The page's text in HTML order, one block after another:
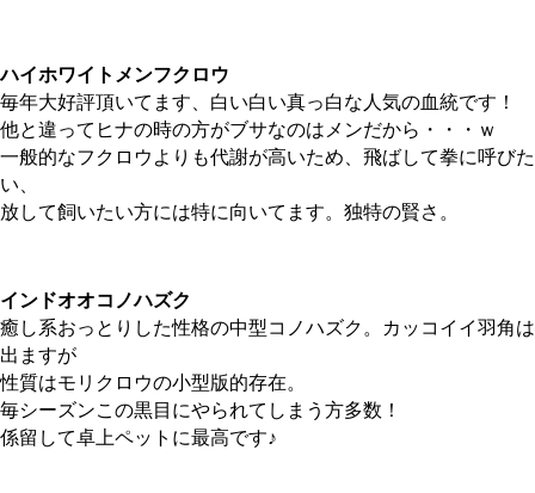
ハイホワイトメンフクロウ
毎年大好評頂いてます、白い白い真っ白な人気の血統です！
他と違ってヒナの時の方がブサなのはメンだから・・・ｗ
一般的なフクロウよりも代謝が高いため、飛ばして拳に呼びた
い、
放して飼いたい方には特に向いてます。独特の賢さ。
インドオオコノハズク
癒し系おっとりした性格の中型コノハズク。カッコイイ羽角は
出ますが
性質はモリクロウの小型版的存在。
毎シーズンこの黒目にやられてしまう方多数！
係留して卓上ペットに最高です♪